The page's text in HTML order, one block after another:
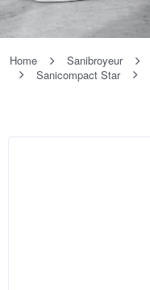
Home Sanibroyeur
Sanicompact Star